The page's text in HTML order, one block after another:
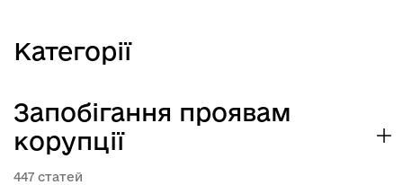
Категорії
Запобігання проявам
корупції
447